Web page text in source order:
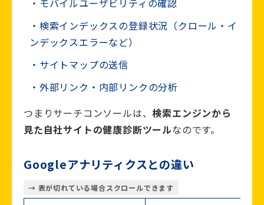
モバイルユーザビリティの確認
検索インデックスの登録状況（クロール・イ
ンデックスエラーなど）
サイトマップの送信
外部リンク・内部リンクの分析
つまりサーチコンソールは、検索エンジンから
見た自社サイトの健康診断ツールなのです。
Googleアナリティクスとの違い